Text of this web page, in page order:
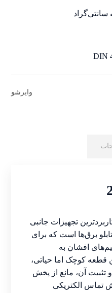
وایرشو
یکی از پرکاربردترین تجهیزات جانبی
برق‌ها است که برای
افشان به
قطعه کوچک اما حیاتی،
تثبیت آن، مانع از پخش
تماس الکتریکی